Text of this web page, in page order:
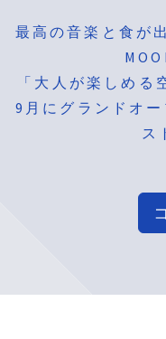
最高の音楽と食が
「大人が楽しめ
9月にグランドオ
ス